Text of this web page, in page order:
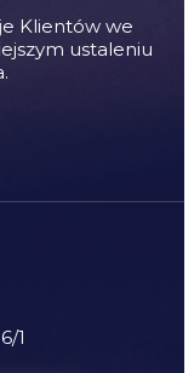
Klientów we
ustaleniu
1